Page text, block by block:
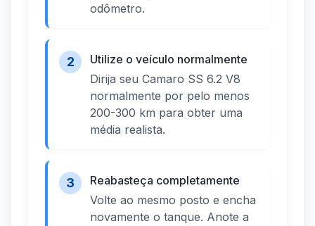
odômetro.
2
Utilize o veículo normalmente
Dirija seu Camaro SS 6.2 V8
normalmente por pelo menos
200-300 km para obter uma
média realista.
3
Reabasteça completamente
Volte ao mesmo posto e encha
novamente o tanque. Anote a